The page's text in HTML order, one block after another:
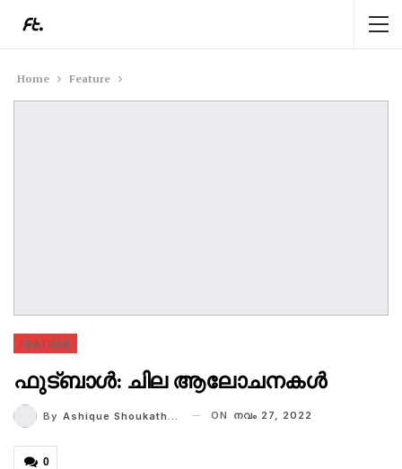
Home Feature
FEATURE
ഫുട്ബാൾ: ചില ആലോചനകൾ
By Ashique Shoukath P ON നവം 27, 2022
0